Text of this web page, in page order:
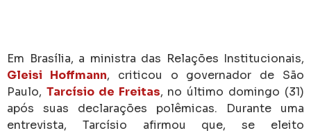
Em Brasília, a ministra das Relações Institucionais,
Gleisi Hoffmann, criticou o governador de São
Paulo, Tarcísio de Freitas, no último domingo (31)
após suas declarações polêmicas. Durante uma
entrevista, Tarcísio afirmou que, se eleito